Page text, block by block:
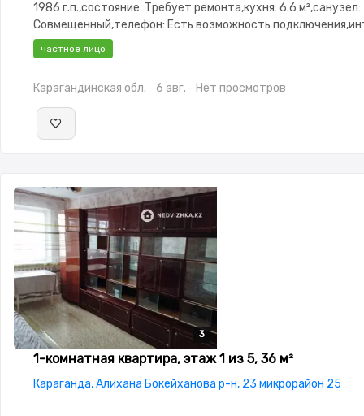
1986 г.п.,состояние: Требует ремонта,кухня: 6.6 м²,санузел:
Совмещенный,телефон: Есть возможность
Проводной,Пустая,Пустая,паркинг: Рядом охраняемая
стоянка,Домофон,Неугловая,Новая сантехника,Кладовка
частное лицо
Карагандинская обл. 6 авг. Нет просмотров
3
3
3
1-комнатная квартира, этаж 1 из 5, 36 м²
Караганда, Алихана Бокейханова р-н, 23 микрорайон 25